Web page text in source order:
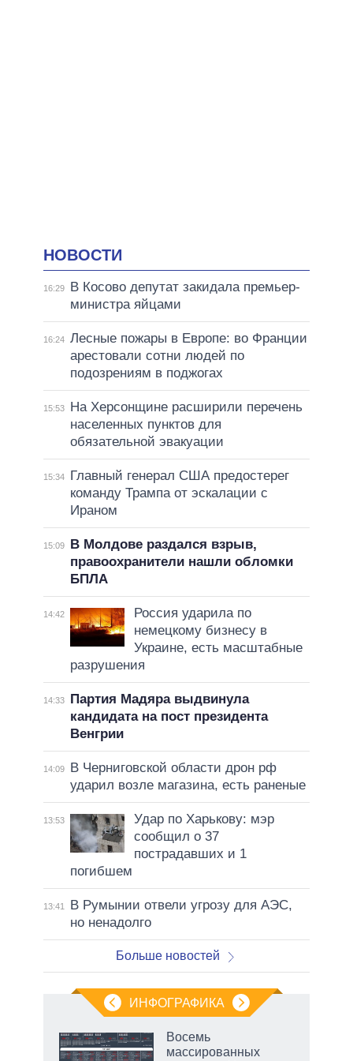
НОВОСТИ
16:29
В Косово депутат закидала премьер-
министра яйцами
16:24 Лесные пожары в Европе: во Франции
арестовали сотни людей по
подозрениям в поджогах
15:53
На Херсонщине расширили перечень
населенных пунктов для
обязательной эвакуации
15:34
Главный генерал США предостерег
команду Трампа от эскалации с
Ираном
15:09
В Молдове раздался взрыв,
правоохранители нашли обломки
БПЛА
14:42
Россия ударила по
немецкому бизнесу в
Украине, есть масштабные
разрушения
14:33
Партия Мадяра выдвинула
кандидата на пост президента
Венгрии
14:09
В Черниговской области дрон рф
ударил возле магазина, есть раненые
13:53
Удар по Харькову: мэр
сообщил о 37
пострадавших и 1
погибшем
13:41
В Румынии отвели угрозу для АЭС,
но ненадолго
Больше новостей
ИНФОГРАФИКА
Восемь
массированных